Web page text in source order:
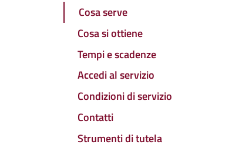
Cosa serve
Cosa si ottiene
Tempi e scadenze
Accedi al servizio
Condizioni di servizio
Contatti
Strumenti di tutela